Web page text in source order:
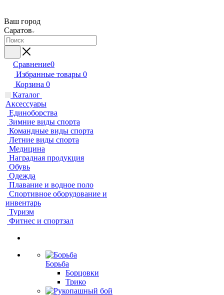
Ваш город
Саратов
Сравнение0
Избранные товары 0
Корзина 0
Каталог
Аксессуары
Единоборства
Зимние виды спорта
Командные виды спорта
Летние виды спорта
Медицина
Наградная продукция
Обувь
Одежда
Плавание и водное поло
Спортивное оборудование и
инвентарь
Туризм
Фитнес и спортзал
Борьба
Борцовки
Трико